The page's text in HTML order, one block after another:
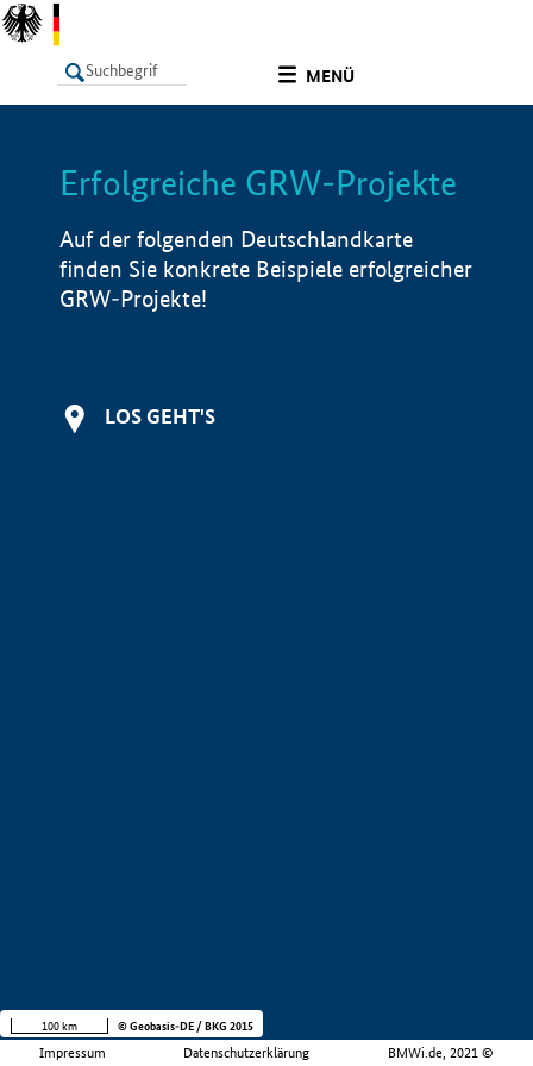
MENÜ
LISTE Info
Erfolgreiche GRW-Projekte
Auf der folgenden Deutschlandkarte
finden Sie konkrete Beispiele erfolgreicher
GRW-Projekte!
LOS GEHT'S
Impressum Datenschutzerklärung BMWi.de, 2021 ©
100 km © Geobasis-DE / BKG 2015